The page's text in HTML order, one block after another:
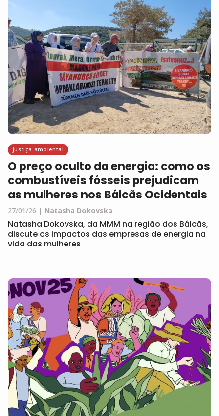
justiça ambiental
O preço oculto da energia: como os
combustíveis fósseis prejudicam
as mulheres nos Bálcãs Ocidentais
27/01/26 Natasha Dokovska
Natasha Dokovska, da MMM na região dos Bálcãs,
discute os impactos das empresas de energia na
vida das mulheres